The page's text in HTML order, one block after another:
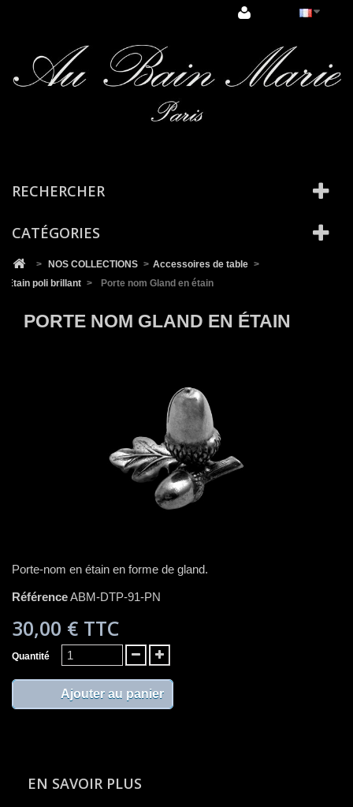
RECHERCHER
CATÉGORIES
> NOS COLLECTIONS > Accessoires de table >
Etain poli brillant > Porte nom Gland en étain
PORTE NOM GLAND EN ÉTAIN
Porte-nom en étain en forme de gland.
RéférenceABM-DTP-91-PN
30,00 € TTC
Quantité
Ajouter au panier
EN SAVOIR PLUS